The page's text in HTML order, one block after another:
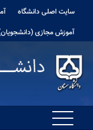
سایت اصلی دانشگاه
آموزش مجازی